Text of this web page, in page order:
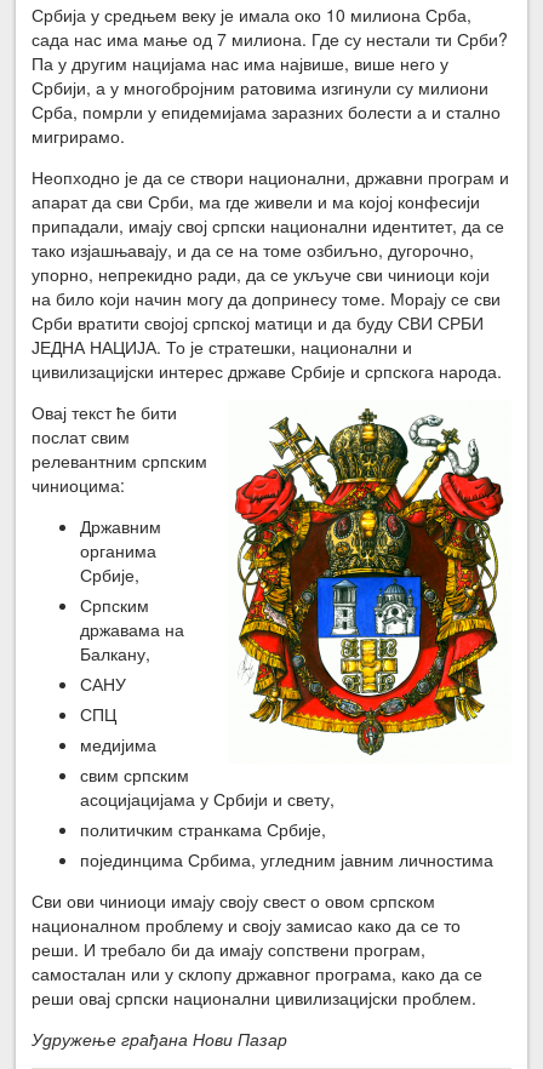
Србија у средњем веку је имала око 10 милиона Срба,
сада нас има мање од 7 милиона. Где су нестали ти Срби?
Па у другим нацијама нас има највише, више него у
Србији, а у многобројним ратовима изгинули су милиони
Срба, помрли у епидемијама заразних болести а и стално
мигрирамо.
Неопходно је да се створи национални, државни програм и
апарат да сви Срби, ма где живели и ма којој конфесији
припадали, имају свој српски национални идентитет, да се
тако изјашњавају, и да се на томе озбиљно, дугорочно,
упорно, непрекидно ради, да се укључе сви чиниоци који
на било који начин могу да допринесу томе. Морају се сви
Срби вратити својој српској матици и да буду СВИ СРБИ
ЈЕДНА НАЦИЈА. То је стратешки, национални и
цивилизацијски интерес државе Србије и српскога народа.
Овај текст ће бити
послат свим
релевантним српским
чиниоцима:
Државним
органима
Србије,
Српским
државама на
Балкану,
САНУ
СПЦ
медијима
свим српским
асоцијацијама у Србији и свету,
политичким странкама Србије,
појединцима Србима, угледним јавним личностима
Сви ови чиниоци имају своју свест о овом српском
националном проблему и своју замисао како да се то
реши. И требало би да имају сопствени програм,
самосталан или у склопу државног програма, како да се
реши овај српски национални цивилизацијски проблем.
Удружење грађана Нови Пазар